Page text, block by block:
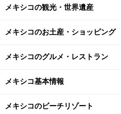
揚げたトルティージャの入っ
チーズまたはサワークリー
や、チチャロン（揚げた豚の
を焼いたものと一緒にどうぞ
※記事内容は執筆時点のものです。
メキシコの観光・世界遺産
メキシコのお土産・ショッピング
メキシコのグルメ・レストラン
メキシコ基本情報
メキシコのビーチリゾート